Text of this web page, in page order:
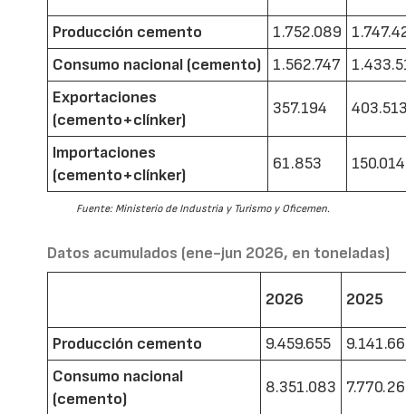
Producción cemento 1.752.089
Consumo nacional (cemento)
1.562.747
Exportaciones
(cemento+clínker)
357.194
Importaciones
(cemento+clínker)
61.853 150.014
Fuente: Ministerio de Industria y Turismo y Oficemen.
Datos acumulados (ene-jun 2026, en toneladas)
2026 2025
Producción cemento 9.459.655
Consumo nacional
(cemento)
8.351.083